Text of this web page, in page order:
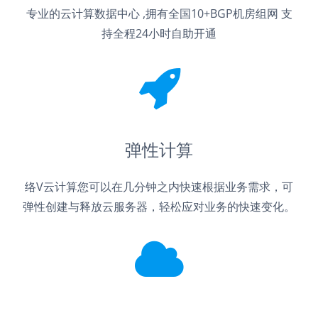
专业的云计算数据中心 ,拥有全国10+BGP机房组网 支
持全程24小时自助开通
弹性计算
络V云计算您可以在几分钟之内快速根据业务需求，可
弹性创建与释放云服务器，轻松应对业务的快速变化。